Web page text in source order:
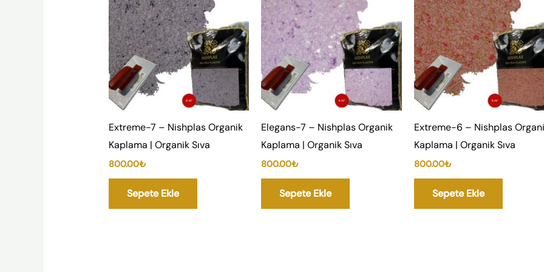
Extreme-7 – Nishplas Organik
Kaplama | Organik Sıva
800.00₺
Sepete Ekle
Elegans-7 – Nishplas Organik
Kaplama | Organik Sıva
800.00₺
Sepete Ekle
Extreme-6 – Nishplas
Kaplama | Organik Sıva
800.00₺
Sepete Ekle